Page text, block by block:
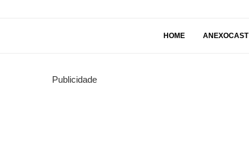
HOME ANEXOCAST
Publicidade